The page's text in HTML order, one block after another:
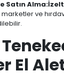
Satın Alma:
marketler ve
El